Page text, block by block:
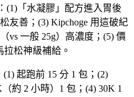
(1)「水凝膠」配方進入胃後
友善；(3) Kipchoge 用這破紀
vs 一般 25g）高濃度；(5) 價
拉松神級補給。
(1) 起跑前 15 分 1 包；(2)
約 2 小時）1 包；(4) 30K 1